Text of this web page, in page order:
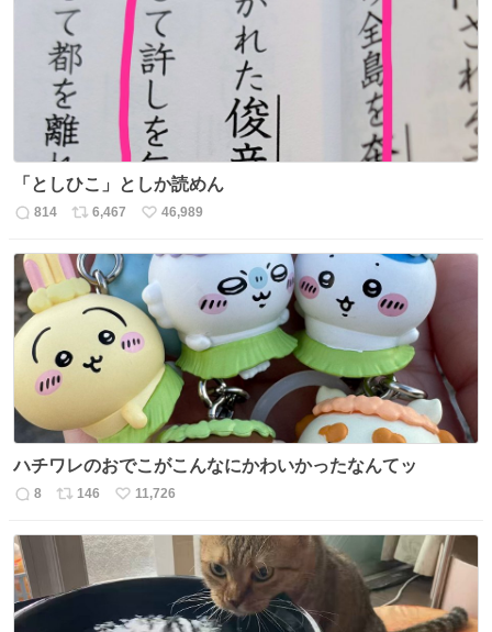
ト
数
数
「としひこ」としか読めん
返
数
814
リ
ス
ト
数
6,467
い
ね
数
46,989
ハチワレのおでこがこんなにかわいかったなんてッ
返
数
8
リ
ス
ト
数
146
い
ね
数
11,726